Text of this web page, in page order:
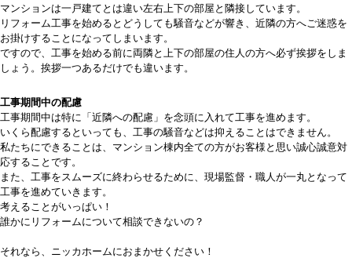
マンションは一戸建てとは違い左右上下の部屋と隣接しています。
リフォーム工事を始めるとどうしても騒音などが響き、近隣の方へご迷惑を
お掛けすることになってしまいます。
ですので、工事を始める前に両隣と上下の部屋の住人の方へ必ず挨拶をしま
しょう。挨拶一つあるだけでも違います。
工事期間中の配慮
工事期間中は特に「近隣への配慮」を念頭に入れて工事を進めます。
いくら配慮するといっても、工事の騒音などは抑えることはできません。
私たちにできることは、マンション棟内全ての方がお客様と思い誠心誠意対
応することです。
また、工事をスムーズに終わらせるために、現場監督・職人が一丸となって
工事を進めていきます。
考えることがいっぱい！
誰かにリフォームについて相談できないの？
それなら、ニッカホームにおまかせください！